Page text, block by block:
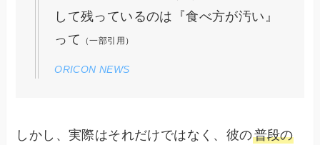
して残っているのは『食べ方が汚い』
って
（一部引用）
ORICON NEWS
しかし、実際はそれだけではなく、彼の普段の